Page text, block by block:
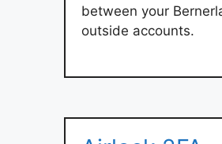
between your
outside accounts.